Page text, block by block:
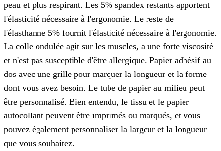
peau et plus respirant. Les 5% spandex restants apportent
l'élasticité nécessaire à l'ergonomie. Le reste de
l'élasthanne 5% fournit l'élasticité nécessaire à l'ergonomie.
La colle ondulée agit sur les muscles, a une forte viscosité
et n'est pas susceptible d'être allergique. Papier adhésif au
dos avec une grille pour marquer la longueur et la forme
dont vous avez besoin. Le tube de papier au milieu peut
être personnalisé. Bien entendu, le tissu et le papier
autocollant peuvent être imprimés ou marqués, et vous
pouvez également personnaliser la largeur et la longueur
que vous souhaitez.